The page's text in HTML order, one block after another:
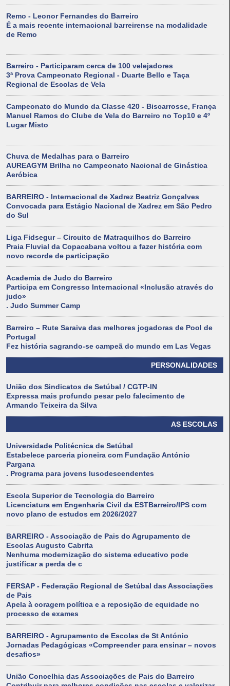
Remo - Leonor Fernandes do Barreiro
É a mais recente internacional barreirense na modalidade
de Remo
Barreiro - Participaram cerca de 100 velejadores
3ª Prova Campeonato Regional - Duarte Bello e Taça
Regional de Escolas de Vela
Campeonato do Mundo da Classe 420 - Biscarrosse, França
Manuel Ramos do Clube de Vela do Barreiro no Top10 e 4º
Lugar Misto
Chuva de Medalhas para o Barreiro
AUREAGYM Brilha no Campeonato Nacional de Ginástica
Aeróbica
BARREIRO - Internacional de Xadrez Beatriz Gonçalves
Convocada para Estágio Nacional de Xadrez em São Pedro
do Sul
Liga Fidsegur – Circuito de Matraquilhos do Barreiro
Praia Fluvial da Copacabana voltou a fazer história com
novo recorde de participação
Academia de Judo do Barreiro
Participa em Congresso Internacional «Inclusão através do
judo»
. Judo Summer Camp
Barreiro – Rute Saraiva das melhores jogadoras de Pool de
Portugal
Fez história sagrando-se campeã do mundo em Las Vegas
PERSONALIDADES
União dos Sindicatos de Setúbal / CGTP-IN
Expressa mais profundo pesar pelo falecimento de
Armando Teixeira da Silva
AS ESCOLAS
Universidade Politécnica de Setúbal
Estabelece parceria pioneira com Fundação António
Pargana
. Programa para jovens lusodescendentes
Escola Superior de Tecnologia do Barreiro
Licenciatura em Engenharia Civil da ESTBarreiro/IPS com
novo plano de estudos em 2026/2027
BARREIRO - Associação de Pais do Agrupamento de
Escolas Augusto Cabrita
Nenhuma modernização do sistema educativo pode
justificar a perda de c
FERSAP - Federação Regional de Setúbal das Associações
de Pais
Apela à coragem política e a reposição de equidade no
processo de exames
BARREIRO - Agrupamento de Escolas de St António
Jornadas Pedagógicas «Compreender para ensinar – novos
desafios»
União Concelhia das Associações de Pais do Barreiro